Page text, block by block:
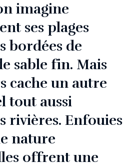
imagine
ses plages
bordées de
sable fin. Mais
cache un autre
tout aussi
rivières. Enfouies
nature
offrent une